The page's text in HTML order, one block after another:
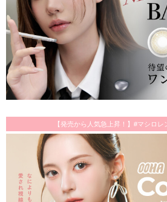
【発売から人気急上昇！】#マシロレ